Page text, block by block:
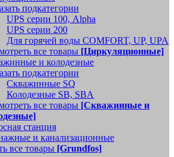
подкатегории
UPS серии 100, Alpha
UPS серии 200
Для горячей воды COMFORT, UP, UPA
все товары [Циркуляционные]
и колодезные
подкатегории
Скважинные SQ
Колодезные SB, SBA
все товары [Скважинные и
станция
и канализационные
все товары [Grundfos]